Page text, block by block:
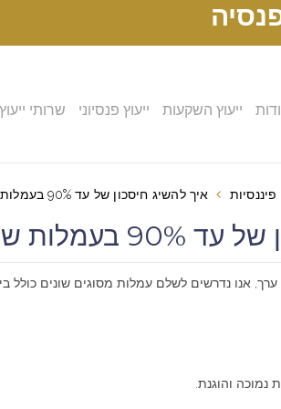
ייעוץ השקעות ייעוץ פנסיוני שרותי
איך להשיג חיסכון של עד 90% בעמלות של תיק השקעות
(יוני 13, 2013)
אנו נדרשים לשלם עמלות מסוגים שונים כולל
והוגנת.